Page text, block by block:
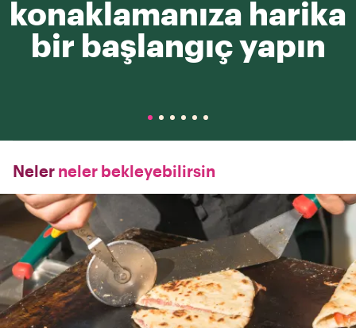
konaklamanıza harika
bir başlangıç yapın
Neler neler bekleyebilirsin